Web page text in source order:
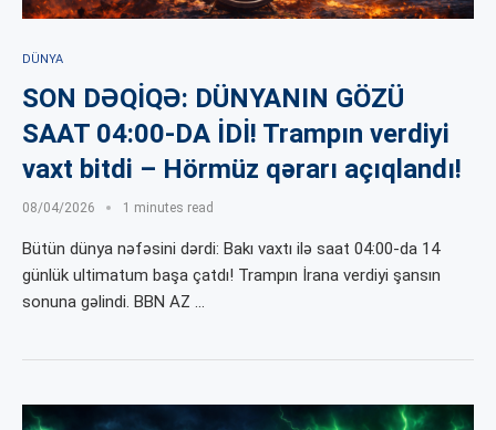
DÜNYA
SON DƏQİQƏ: DÜNYANIN GÖZÜ
SAAT 04:00-DA İDİ! Trampın verdiyi
vaxt bitdi – Hörmüz qərarı açıqlandı!
08/04/2026 1 minutes read
Bütün dünya nəfəsini dərdi: Bakı vaxtı ilə saat 04:00-da 14
günlük ultimatum başa çatdı! Trampın İrana verdiyi şansın
sonuna gəlindi. BBN AZ …